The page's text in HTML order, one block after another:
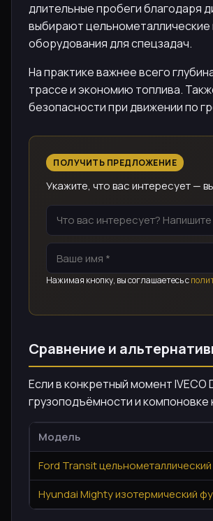
длительные пробеги благодаря
выбирают цельнометаллические
оборудования для спецзадач.
На практике важнее всего
трассе и экономию топлива.
безопасности при движении по
ПОЛУЧИТЬ ПРЕДЛОЖЕНИЕ
Укажите, что вас интересует —
Нажимая кнопку, вы соглашаетесь с
Сравнение и
Если в конкретный момент
грузоподъёмности и
Модель
Ford Transit
Hyundai Mighty изотермический